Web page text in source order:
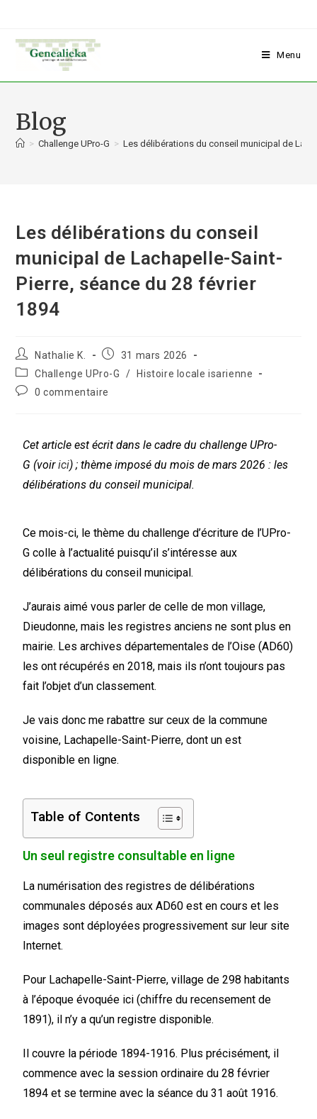
Menu
Blog
> Challenge UPro-G > Les délibérations du conseil municipal de
Les délibérations du conseil
municipal de Lachapelle-Saint-
Pierre, séance du 28 février
1894
Nathalie K.
31 mars 2026
Challenge UPro-G
/
Histoire locale isarienne
0 commentaire
Cet article est écrit dans le cadre du challenge UPro-
G (voirici) ; thème imposé du mois de mars 2026 : les
délibérations du conseil municipal.
Ce mois-ci, le thème du challenge d’écriture de l’UPro-
G colle à l’actualité puisqu’il s’intéresse aux
délibérations du conseil municipal.
J’aurais aimé vous parler de celle de mon village,
Dieudonne, mais les registres anciens ne sont plus en
mairie. Les archives départementales de l’Oise (AD60)
les ont récupérés en 2018, mais ils n’ont toujours pas
fait l’objet d’un classement.
Je vais donc me rabattre sur ceux de la commune
voisine, Lachapelle-Saint-Pierre, dont un est
disponible en ligne.
Table of Contents
Un seul registre consultable en ligne
La numérisation des registres de délibérations
communales déposés aux AD60 est en cours et les
images sont déployées progressivement sur leur site
Internet.
Pour Lachapelle-Saint-Pierre, village de 298 habitants
à l’époque évoquée ici (chiffre du recensement de
1891), il n’y a qu’un registre disponible.
Il couvre la période 1894-1916. Plus précisément, il
commence avec la session ordinaire du 28 février
1894 et se termine avec la séance du 31 août 1916.